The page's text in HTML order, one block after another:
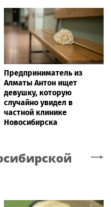
Предприниматель из
Алматы Антон ищет
девушку, которую
случайно увидел в
частной клинике
Новосибирска